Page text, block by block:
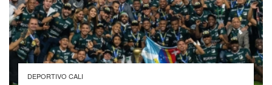
DEPORTIVO CALI